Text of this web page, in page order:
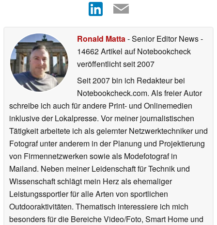
Ronald Matta- Senior Editor News-
14662 Artikel auf Notebookcheck
veröffentlichtseit 2007
Seit 2007 bin ich Redakteur bei
Notebookcheck.com. Als freier Autor
schreibe ich auch für andere Print- und Onlinemedien
inklusive der Lokalpresse. Vor meiner journalistischen
Tätigkeit arbeitete ich als gelernter Netzwerktechniker und
Fotograf unter anderem in der Planung und Projektierung
von Firmennetzwerken sowie als Modefotograf in
Mailand. Neben meiner Leidenschaft für Technik und
Wissenschaft schlägt mein Herz als ehemaliger
Leistungssportler für alle Arten von sportlichen
Outdooraktivitäten. Thematisch interessiere ich mich
besonders für die Bereiche Video/Foto, Smart Home und